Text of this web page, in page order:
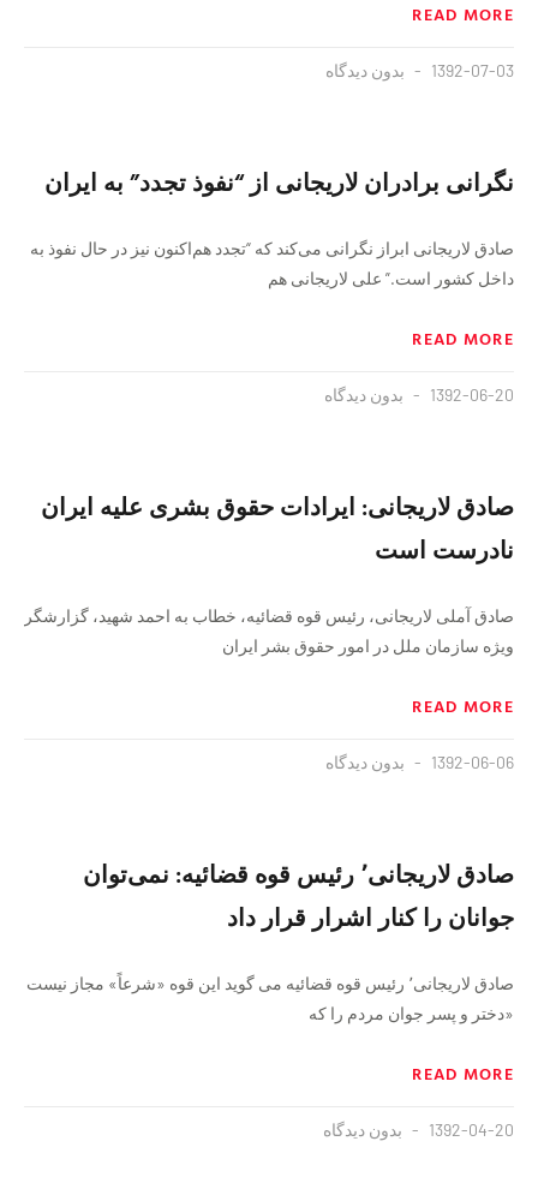
READ MORE
1392-07-03 بدون دیدگاه
نگرانی برادران لاریجانی از “نفوذ تجدد” به ایران
صادق لاریجانی ابراز نگرانی می‌کند که “تجدد هم‌اکنون نیز در حال نفوذ به
داخل کشور است.” علی لاریجانی هم
READ MORE
1392-06-20 بدون دیدگاه
صادق لاریجانی: ایرادات حقوق بشری علیه ایران
نادرست است
صادق آملی لاریجانی، رئیس قوه قضائیه، خطاب به احمد شهید، گزارشگر
ویژه سازمان ملل در امور حقوق بشر ایران
READ MORE
1392-06-06 بدون دیدگاه
صادق لاریجانی٬ رئیس قوه قضائیه: نمی‌توان
جوانان را کنار اشرار قرار داد
صادق لاریجانی٬ رئیس قوه قضائیه می گوید این قوه «شرعاً» مجاز نیست
«دختر و پسر جوان مردم را که
READ MORE
1392-04-20 بدون دیدگاه